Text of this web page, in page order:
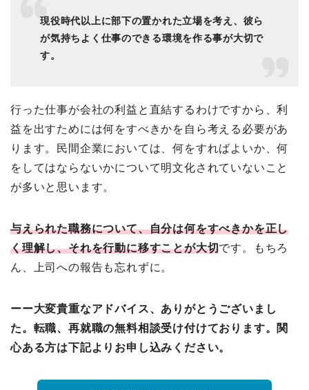
現役時代以上に部下の置かれた立場を考え、彼ら
が気持ちよく仕事のできる環境を作る事が大切で
す。
行った仕事が会社の利益と直結するわけですから、利
益を出すためには何をすべきかを自ら考える必要があ
ります。民間企業においては、何をすればよいか、何
をしてはならないかについて明文化されていないこと
が多いと思います。
与えられた職務について、自分は何をすべきかを正し
く理解し、それを行動に移すことが大切です。もちろ
ん、上司への報告も忘れずに。
ーー大変貴重なアドバイス、ありがとうございまし
た。転職、再就職の無料相談受け付けております。関
心ある方は下記よりお申し込みください。